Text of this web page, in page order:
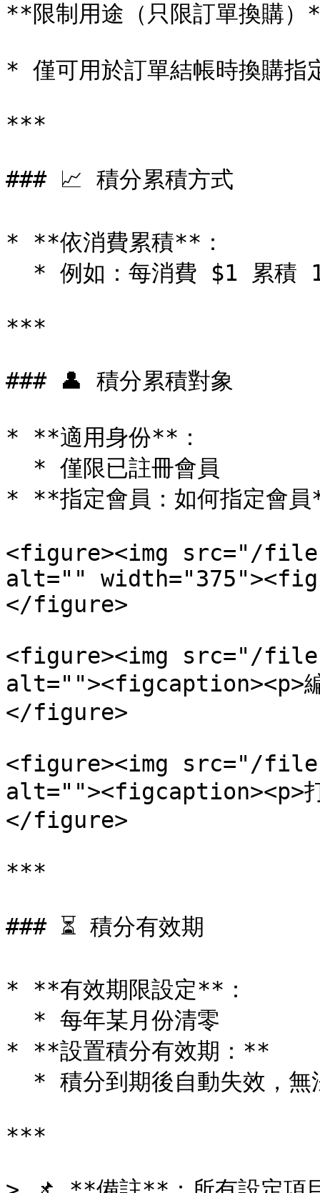
**限制用途（只限訂單換購
* 僅可用於訂單結帳時換購指
***
### 📈 積分累積方式
* **依消費累積**：
***
### 👤 積分累積對象
* **適用身份**：
* **指定會員：如何指定會
<figure><img src="/files/
alt=""
</figure>
<figure><img src="/files/
alt=""><figcaption><p>
</figure>
<figure><img src="/files/
alt=""><figcaption><p>
</figure>
***
### ⏳ 積分有效期
* **有效期限設定**：
* **設置積分有效期：**
***